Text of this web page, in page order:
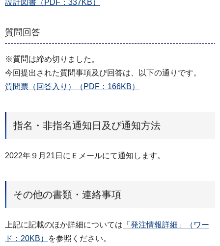
設計図書（PDF：337KB）
質問回答
※質問は締め切りました。
今回提出された質問事項及び回答は、以下の通りです。
質問票（回答入り）（PDF：166KB）
指名・非指名通知日及び通知方法
2022年９月21日にＥメールにて通知します。
その他の書類・連絡事項
上記に記載のほか詳細については 「発注情報詳細」（ワー
ド：20KB）
を参照ください。